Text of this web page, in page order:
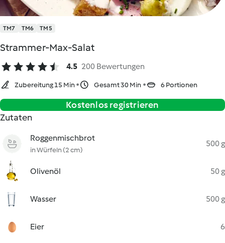
TM7 TM6 TM5
Strammer-Max-Salat
4.5 200 Bewertungen
Zubereitung 15 Min Gesamt 30 Min 6 Portionen
Kostenlos registrieren
Zutaten
Roggenmischbrot
in Würfeln (2 cm)
500 g
Olivenöl 50 g
Wasser 500 g
Eier 6